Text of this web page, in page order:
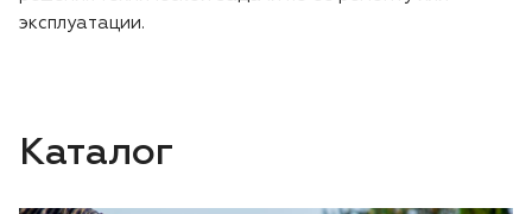
эксплуатации.
Каталог